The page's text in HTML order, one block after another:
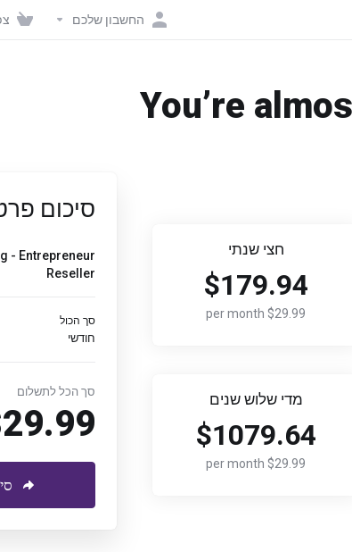
החשבון שלכם
You’re
חצי שנתי
$179.94
$29.99 per month
מדי שלוש שנים
$1079.64
$29.99 per month
סיכום
- Entrepreneur
Reseller
סך הכול
חודשי
סך הכל לתשלום